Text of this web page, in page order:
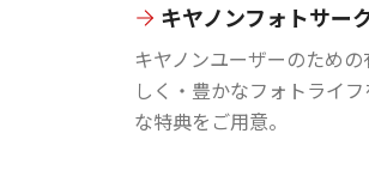
キヤノンフォトサー
キヤノンユーザーのため
しく・豊かなフォトライ
な特典をご用意。